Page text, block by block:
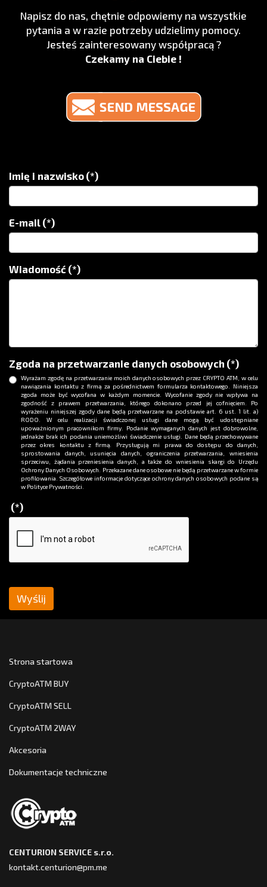
Napisz do nas, chętnie odpowiemy na wszystkie
pytania a w razie potrzeby udzielimy pomocy.
Jesteś zainteresowany współpracą ?
Czekamy na Ciebie !
Imię i nazwisko (*)
E-mail (*)
Wiadomość (*)
Zgoda na przetwarzanie danych osobowych (*)
Wyrażam zgodę na przetwarzanie moich danych osobowych przez CRYPTO ATM, w celu
nawiązania kontaktu z firmą za pośrednictwem formularza kontaktowego. Niniejsza
zgoda może być wycofana w każdym momencie. Wycofanie zgody nie wpływa na
zgodność z prawem przetwarzania, którego dokonano przed jej cofnięciem. Po
wyrażeniu niniejszej zgody dane będą przetwarzane na podstawie art. 6 ust. 1 lit. a)
RODO. W celu realizacji świadczonej usługi dane mogą być udostępniane
upoważnionym pracownikom firmy. Podanie wymaganych danych jest dobrowolne,
jednakże brak ich podania uniemożliwi świadczenie usługi. Dane będą przechowywane
przez okres kontaktu z firmą. Przysługują mi prawa do dostępu do danych,
sprostowania danych, usunięcia danych, ograniczenia przetwarzania, wniesienia
sprzeciwu, żądania przeniesienia danych, a także do wniesienia skargi do Urzędu
Ochrony Danych Osobowych. Przekazane dane osobowe nie będą przetwarzane w formie
profilowania. Szczegółowe informacje dotyczące ochrony danych osobowych podane są
w Polityce Prywatności.
(*)
Wyślij
Strona startowa
CryptoATM BUY
CryptoATM SELL
CryptoATM 2WAY
Akcesoria
Dokumentacje techniczne
CENTURION SERVICE s.r.o.
kontakt.centurion@pm.me